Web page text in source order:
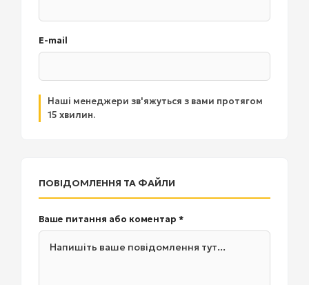
E-mail
Наші менеджери зв'яжуться з вами протягом
15 хвилин.
ПОВІДОМЛЕННЯ ТА ФАЙЛИ
Ваше питання або коментар *